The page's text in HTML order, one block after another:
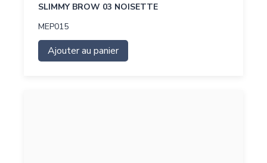
SLIMMY BROW 03 NOISETTE
MEP015
Ajouter au panier